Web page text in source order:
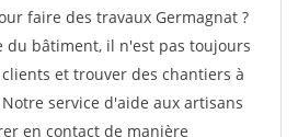
faire des travaux Germagnat ?
du bâtiment, il n'est pas toujours
et trouver des chantiers à
service d'aide aux artisans
en contact de manière